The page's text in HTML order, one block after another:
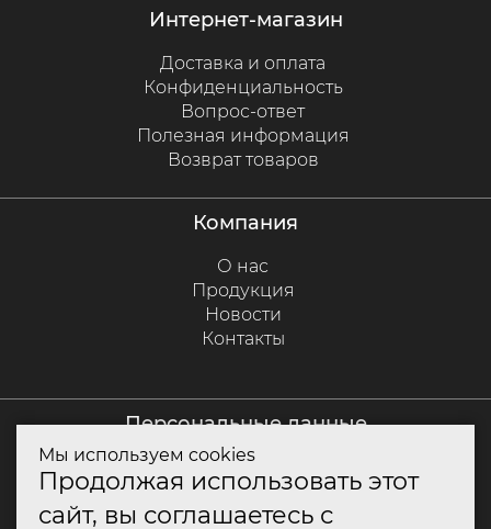
интернет-магазин
Доставка и оплата
Конфиденциальность
Вопрос-ответ
Полезная информация
Возврат товаров
компания
О нас
Продукция
Новости
Контакты
персональные данные
Политика куки
Политика конфиденциальности
Согласие на обработку персональных данных
Мы используем cookies
Продолжая использовать этот
сайт, вы соглашаетесь с